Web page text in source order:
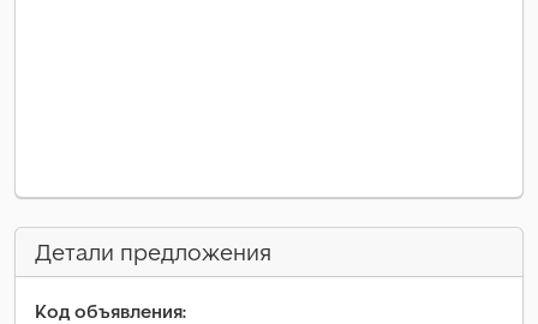
Детали предложения
Код объявления: